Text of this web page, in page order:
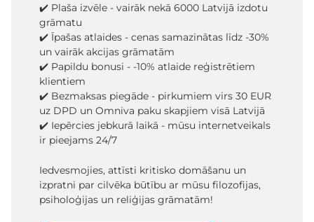
✔️ Plaša izvēle - vairāk nekā 6000 Latvijā izdotu
grāmatu
✔️ Īpašas atlaides - cenas samazinātas līdz -30%
un vairāk akcijas grāmatām
✔️ Papildu bonusi - -10% atlaide reģistrētiem
klientiem
✔️ Bezmaksas piegāde - pirkumiem virs 30 EUR
uz DPD un Omniva paku skapjiem visā Latvijā
✔️ Iepērcies jebkurā laikā - mūsu internetveikals
ir pieejams 24/7
Iedvesmojies, attīsti kritisko domāšanu un
izpratni par cilvēka būtību ar mūsu filozofijas,
psiholoģijas un reliģijas grāmatām!